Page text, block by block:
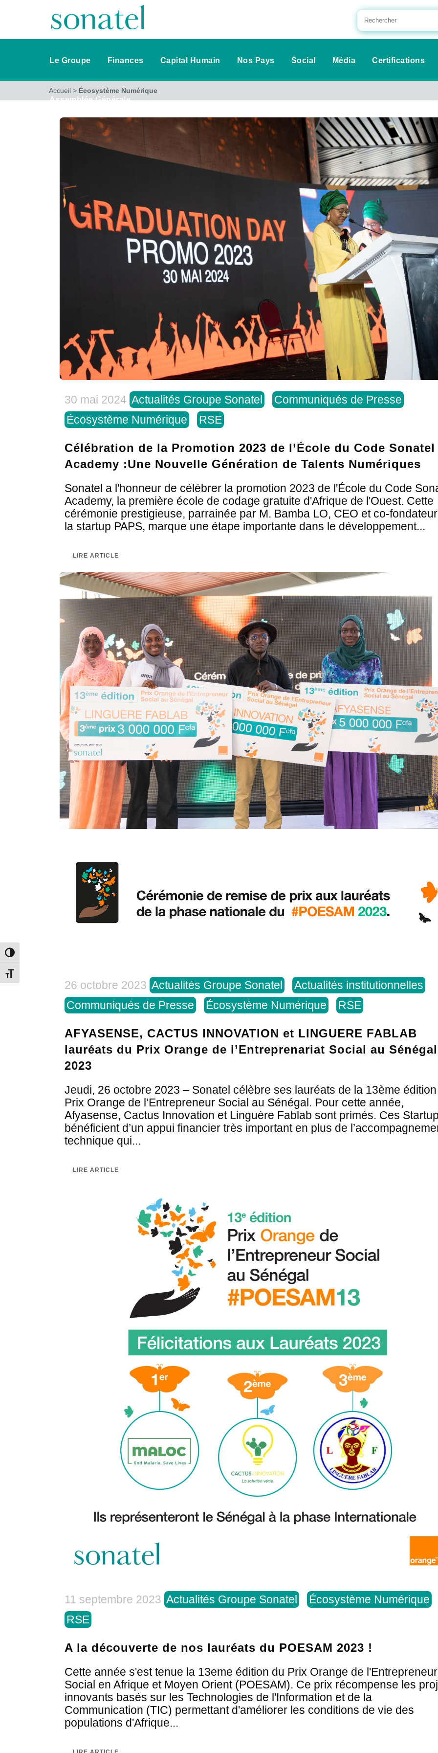
Toggle High Contrast
Toggle Font size
Le Groupe Finances Capital Humain Nos Pays Social Média Certifications
Assemblée Générale
Accueil > Écosystème Numérique
30 mai 2024 Actualités Groupe Sonatel
Communiqués de Presse
Écosystème Numérique
RSE
Célébration de la Promotion 2023 de l’École du Code Sonatel
Academy :Une Nouvelle Génération de Talents Numériques
Sonatel a l'honneur de célébrer la promotion 2023 de l'École du Code
Academy, la première école de codage gratuite d'Afrique de l'Ouest. Cette
cérémonie prestigieuse, parrainée par M. Bamba LO, CEO et co-
la startup PAPS, marque une étape importante dans le développement...
LIRE ARTICLE
26 octobre 2023 Actualités Groupe Sonatel
Actualités institutionnelles
Communiqués de Presse
Écosystème Numérique RSE
AFYASENSE, CACTUS INNOVATION et LINGUERE FABLAB
lauréats du Prix Orange de l’Entreprenariat Social au Sénégal
2023
Jeudi, 26 octobre 2023 – Sonatel célèbre ses lauréats de la 13ème
Prix Orange de l’Entrepreneur Social au Sénégal. Pour cette année,
Afyasense, Cactus Innovation et Linguère Fablab sont primés. Ces
bénéficient d’un appui financier très important en plus de
technique qui...
LIRE ARTICLE
11 septembre 2023 Actualités Groupe Sonatel
Écosystème Numérique
RSE
A la découverte de nos lauréats du POESAM 2023 !
Cette année s'est tenue la 13eme édition du Prix Orange de l'Entrepreneur
Social en Afrique et Moyen Orient (POESAM). Ce prix récompense les
innovants basés sur les Technologies de l'Information et de la
Communication (TIC) permettant d'améliorer les conditions de vie des
populations d'Afrique...